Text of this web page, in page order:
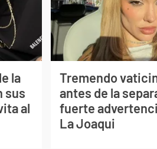
la
sus
al
Tremendo
antes de la
fuerte
La Joaqui